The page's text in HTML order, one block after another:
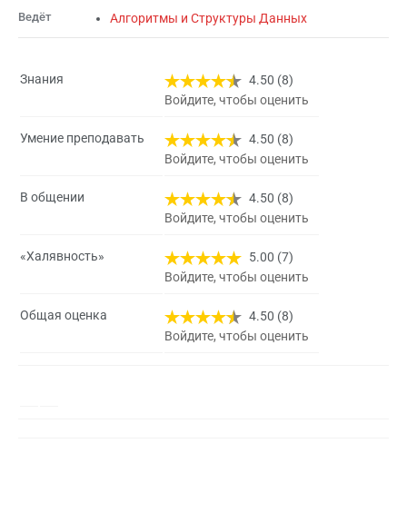
Ведёт Алгоритмы и Структуры Данных
Знания
4.50 (8)
Войдите, чтобы оценить
Умение преподавать
4.50 (8)
Войдите, чтобы оценить
В общении
4.50 (8)
Войдите, чтобы оценить
«Халявность»
5.00 (7)
Войдите, чтобы оценить
Общая оценка
4.50 (8)
Войдите, чтобы оценить